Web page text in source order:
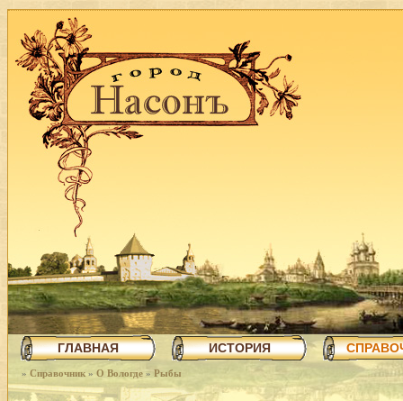
ГЛАВНАЯ ИСТОРИЯ
» Справочник » О Вологде » Рыбы